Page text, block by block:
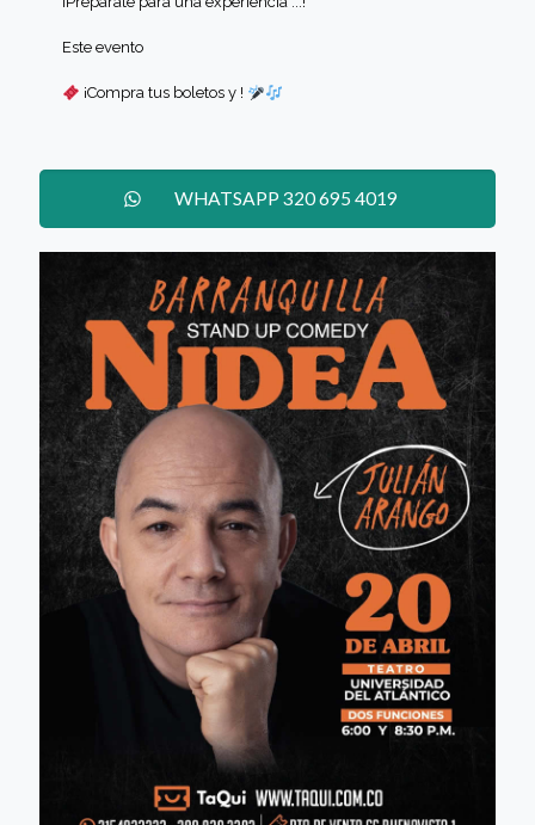
Este evento
¡Compra tus boletos y !
WHATSAPP 320 695 4019